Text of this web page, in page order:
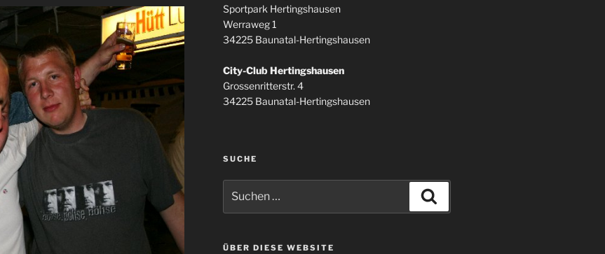
Sportpark Hertingshausen
Werraweg 1
34225 Baunatal-Hertingshausen
City-Club Hertingshausen
Grossenritterstr. 4
34225 Baunatal-Hertingshausen
SUCHE
nach:
ÜBER DIESE WEBSITE